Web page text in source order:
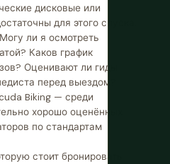
дисковые или
для этого спуска.
ли я осмотреть
Каков график
Оценивают ли гиды
перед выездом?
Biking — среди
хорошо оценённых
по стандартам
стоит бронировать